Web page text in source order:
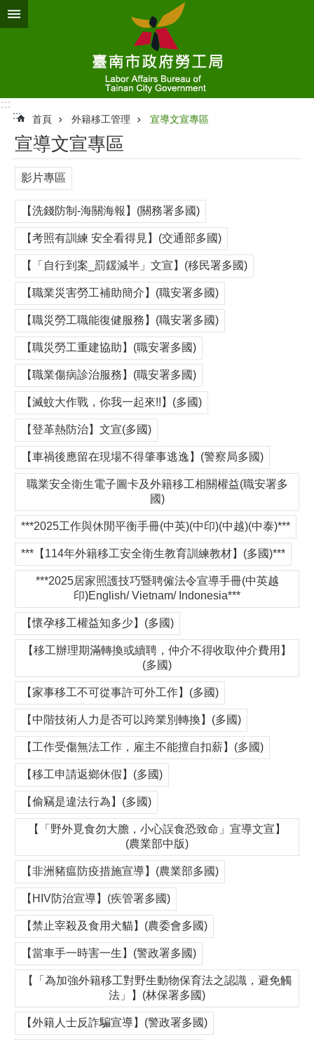
跳到主要內容區塊
:::
:::
首頁 外籍移工管理 宣導文宣專區
宣導文宣專區
影片專區
【洗錢防制-海關海報】(關務署多國)
【考照有訓練 安全看得見】(交通部多國)
【「自行到案_罰鍰減半」文宣】(移民署多國)
【職業災害勞工補助簡介】(職安署多國)
【職災勞工職能復健服務】(職安署多國)
【職災勞工重建協助】(職安署多國)
【職業傷病診治服務】(職安署多國)
【滅蚊大作戰，你我一起來!!】(多國)
【登革熱防治】文宣(多國)
【車禍後應留在現場不得肇事逃逸】(警察局多國)
職業安全衛生電子圖卡及外籍移工相關權益(職安署多
國)
***2025工作與休閒平衡手冊(中英)(中印)(中越)(中泰)***
***【114年外籍移工安全衛生教育訓練教材】(多國)***
***2025居家照護技巧暨聘僱法令宣導手冊(中英越
印)English/ Vietnam/ Indonesia***
【懷孕移工權益知多少】(多國)
【移工辦理期滿轉換或續聘，仲介不得收取仲介費用】
(多國)
【家事移工不可從事許可外工作】(多國)
【中階技術人力是否可以跨業別轉換】(多國)
【工作受傷無法工作，雇主不能擅自扣薪】(多國)
【移工申請返鄉休假】(多國)
【偷竊是違法行為】(多國)
【「野外覓食勿大膽，小心誤食恐致命」宣導文宣】
(農業部中版)
【非洲豬瘟防疫措施宣導】(農業部多國)
【HIV防治宣導】(疾管署多國)
【禁止宰殺及食用犬貓】(農委會多國)
【當車手一時害一生】(警政署多國)
【「為加強外籍移工對野生動物保育法之認識，避免觸
法」】(林保署多國)
【外籍人士反詐騙宣導】(警政署多國)